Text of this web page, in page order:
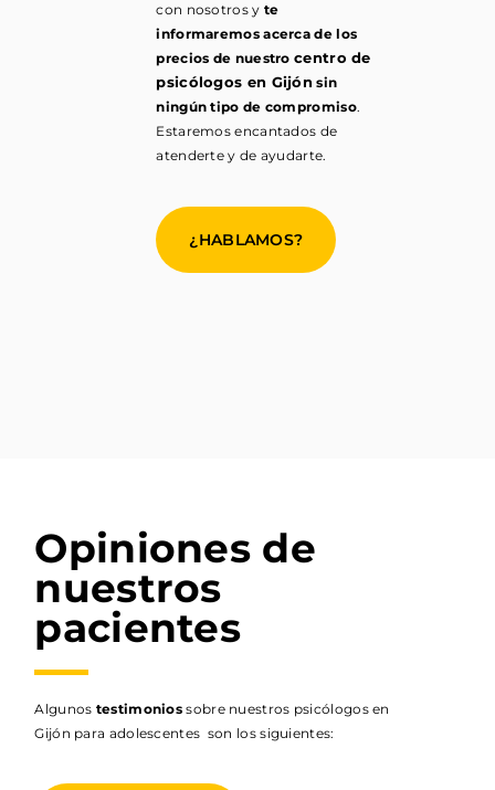
con nosotros y te
informaremos acerca de los
precios de nuestrocentro de
psicólogos en Gijón sin
ningún tipo de compromiso.
Estaremos encantados de
atenderte y de ayudarte.
¿HABLAMOS?
Opiniones de
nuestros
pacientes
Algunos testimonios sobre nuestros psicólogos en
Gijón para adolescentes son los siguientes: